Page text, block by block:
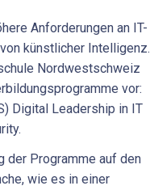
Anforderungen an IT-
künstlicher Intelligenz.
Nordwestschweiz
vor:
Digital Leadership in IT
der Programme auf den
wie es in einer